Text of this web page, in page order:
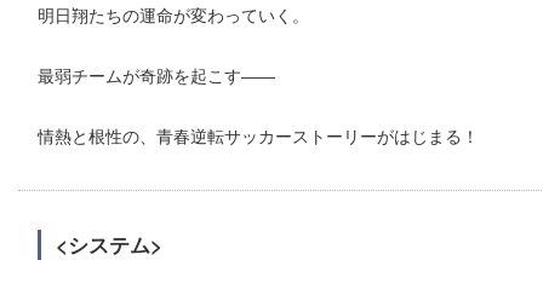
明日翔たちの運命が変わっていく。
最弱チームが奇跡を起こす――
情熱と根性の、青春逆転サッカーストーリーがはじまる！
<システム>